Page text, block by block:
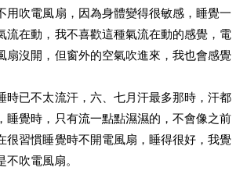
用吹電風扇，因為身體變得很敏感，睡覺一
流在動，我不喜歡這種氣流在動的感覺，電
扇沒開，但窗外的空氣吹進來，我也會感覺
已不太流汗，六、七月汗最多那時，汗都
睡覺時，只有流一點點濕濕的，不會像之前
很習慣睡覺時不開電風扇，睡得很好，我覺
吹電風扇。